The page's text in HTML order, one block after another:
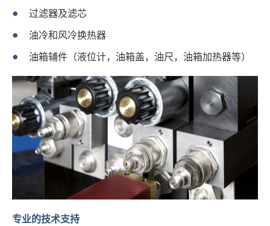
过滤器及滤芯
油冷和风冷换热器
油箱辅件（液位计，油箱盖，油尺，油箱加热器等）
专业的技术支持